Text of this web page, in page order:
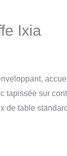
Ixia
tapissée sur
de table